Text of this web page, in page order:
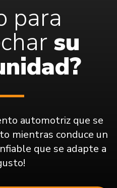
para
su
automotriz que se
mientras conduce un
que se adapte a